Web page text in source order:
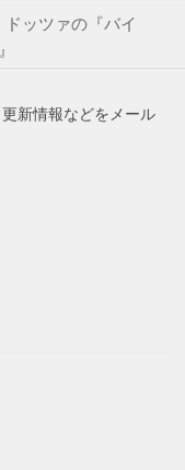
ッツァの『バイ
報などをメール